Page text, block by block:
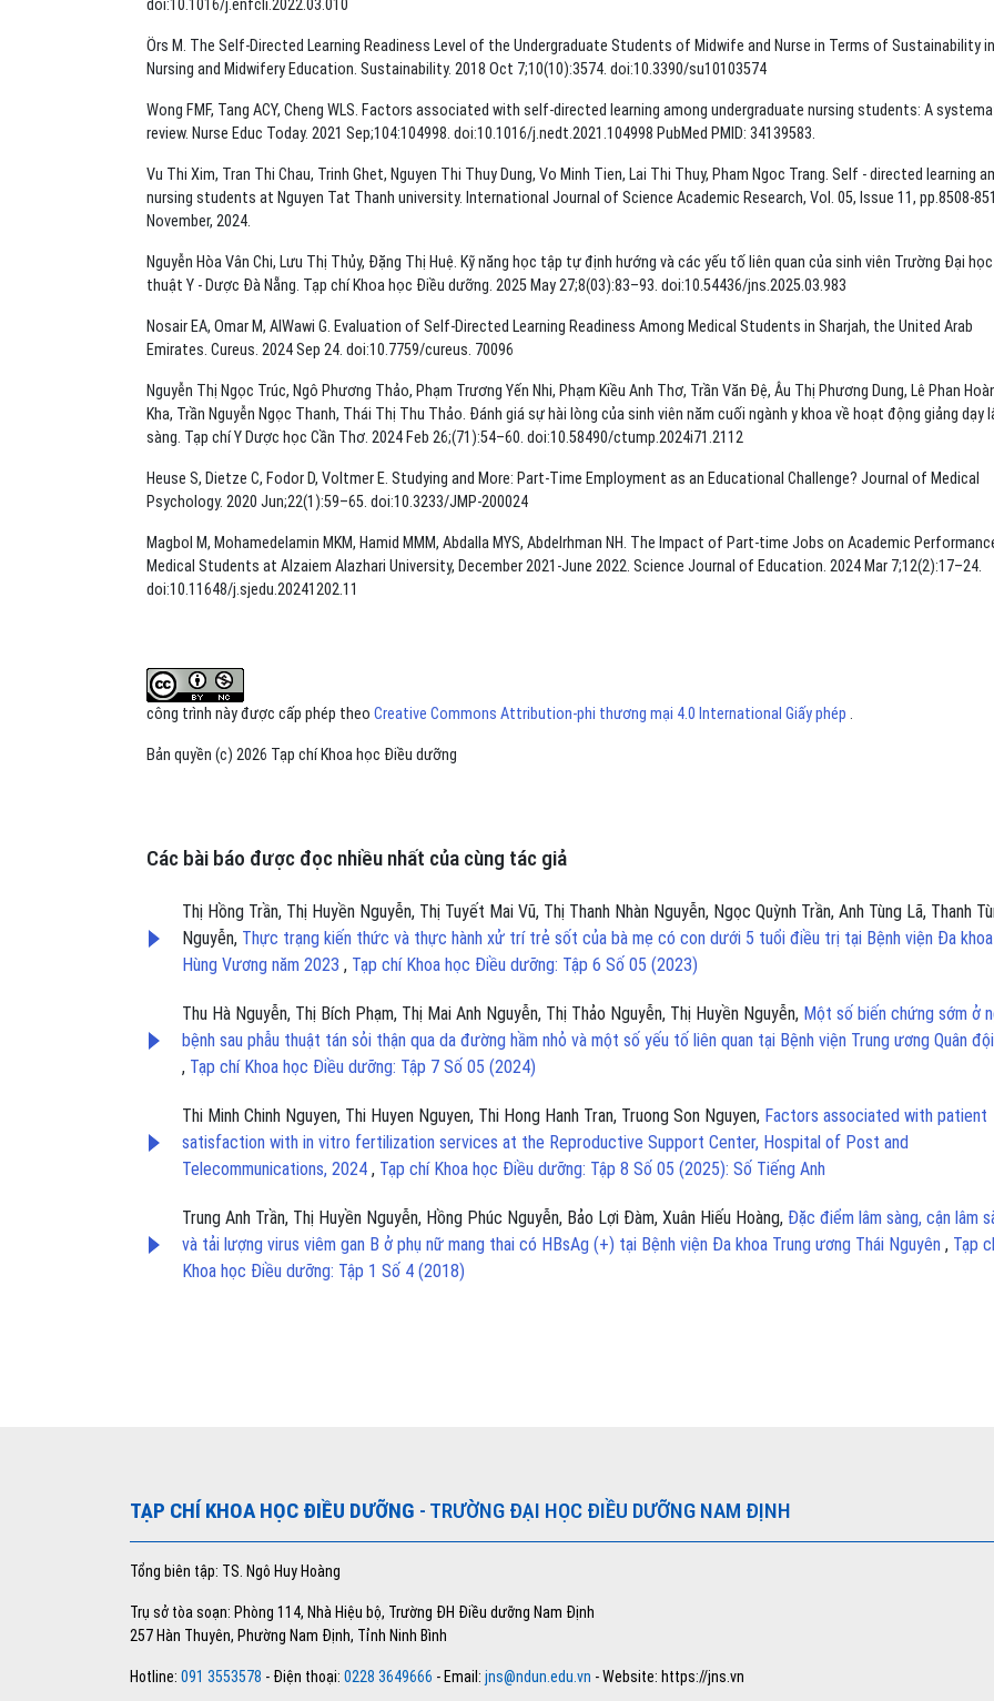
doi:10.1016/j.enfcli.2022.03.010
Örs M. The Self-Directed Learning Readiness Level of the Undergraduate Students of Midwife and Nurse in Terms of Sustainability in
Nursing and Midwifery Education. Sustainability. 2018 Oct 7;10(10):3574. doi:10.3390/su10103574
Wong FMF, Tang ACY, Cheng WLS. Factors associated with self-directed learning among undergraduate nursing students: A
review. Nurse Educ Today. 2021 Sep;104:104998. doi:10.1016/j.nedt.2021.104998 PubMed PMID: 34139583.
Vu Thi Xim, Tran Thi Chau, Trinh Ghet, Nguyen Thi Thuy Dung, Vo Minh Tien, Lai Thi Thuy, Pham Ngoc Trang. Self - directed learning
nursing students at Nguyen Tat Thanh university. International Journal of Science Academic Research, Vol. 05, Issue 11, pp.8508-
November, 2024.
Nguyễn Hòa Vân Chi, Lưu Thị Thủy, Đặng Thị Huệ. Kỹ năng học tập tự định hướng và các yếu tố liên quan của sinh viên Trường Đại học
thuật Y - Dược Đà Nẵng. Tạp chí Khoa học Điều dưỡng. 2025 May 27;8(03):83–93. doi:10.54436/jns.2025.03.983
Nosair EA, Omar M, AlWawi G. Evaluation of Self-Directed Learning Readiness Among Medical Students in Sharjah, the United Arab
Emirates. Cureus. 2024 Sep 24. doi:10.7759/cureus. 70096
Nguyễn Thị Ngọc Trúc, Ngô Phương Thảo, Phạm Trương Yến Nhi, Phạm Kiều Anh Thơ, Trần Văn Đệ, Âu Thị Phương Dung, Lê Phan
Kha, Trần Nguyễn Ngọc Thanh, Thái Thị Thu Thảo. Đánh giá sự hài lòng của sinh viên năm cuối ngành y khoa về hoạt động giảng dạy
sàng. Tạp chí Y Dược học Cần Thơ. 2024 Feb 26;(71):54–60. doi:10.58490/ctump.2024i71.2112
Heuse S, Dietze C, Fodor D, Voltmer E. Studying and More: Part-Time Employment as an Educational Challenge? Journal of Medical
Psychology. 2020 Jun;22(1):59–65. doi:10.3233/JMP-200024
Magbol M, Mohamedelamin MKM, Hamid MMM, Abdalla MYS, Abdelrhman NH. The Impact of Part-time Jobs on Academic
Medical Students at Alzaiem Alazhari University, December 2021-June 2022. Science Journal of Education. 2024 Mar 7;12(2):17–24.
doi:10.11648/j.sjedu.20241202.11
công trình này được cấp phép theo Creative Commons Attribution-phi thương mại 4.0 International Giấy phép .
Bản quyền (c) 2026 Tạp chí Khoa học Điều dưỡng
Các bài báo được đọc nhiều nhất của cùng tác giả
Thị Hồng Trần, Thị Huyền Nguyễn, Thị Tuyết Mai Vũ, Thị Thanh Nhàn Nguyễn, Ngọc Quỳnh Trần, Anh Tùng Lã, Thanh
Nguyễn, Thực trạng kiến thức và thực hành xử trí trẻ sốt của bà mẹ có con dưới 5 tuổi điều trị tại Bệnh viện Đa khoa
Hùng Vương năm 2023 , Tạp chí Khoa học Điều dưỡng: Tập 6 Số 05 (2023)
Thu Hà Nguyễn, Thị Bích Phạm, Thị Mai Anh Nguyễn, Thị Thảo Nguyễn, Thị Huyền Nguyễn, Một số biến chứng sớm ở
bệnh sau phẫu thuật tán sỏi thận qua da đường hầm nhỏ và một số yếu tố liên quan tại Bệnh viện Trung ương Quân
, Tạp chí Khoa học Điều dưỡng: Tập 7 Số 05 (2024)
Thi Minh Chinh Nguyen, Thi Huyen Nguyen, Thi Hong Hanh Tran, Truong Son Nguyen, Factors associated with patient
satisfaction with in vitro fertilization services at the Reproductive Support Center, Hospital of Post and
Telecommunications, 2024 , Tạp chí Khoa học Điều dưỡng: Tập 8 Số 05 (2025): Số Tiếng Anh
Trung Anh Trần, Thị Huyền Nguyễn, Hồng Phúc Nguyễn, Bảo Lợi Đàm, Xuân Hiếu Hoàng, Đặc điểm lâm sàng, cận lâm
và tải lượng virus viêm gan B ở phụ nữ mang thai có HBsAg (+) tại Bệnh viện Đa khoa Trung ương Thái Nguyên , Tạp
Khoa học Điều dưỡng: Tập 1 Số 4 (2018)
TẠP CHÍ KHOA HỌC ĐIỀU DƯỠNG - TRƯỜNG ĐẠI HỌC ĐIỀU DƯỠNG NAM ĐỊNH
Tổng biên tập: TS. Ngô Huy Hoàng
Trụ sở tòa soạn: Phòng 114, Nhà Hiệu bộ, Trường ĐH Điều dưỡng Nam Định
257 Hàn Thuyên, Phường Nam Định, Tỉnh Ninh Bình
Hotline: 091 3553578 - Điện thoại: 0228 3649666 - Email: jns@ndun.edu.vn - Website: https://jns.vn